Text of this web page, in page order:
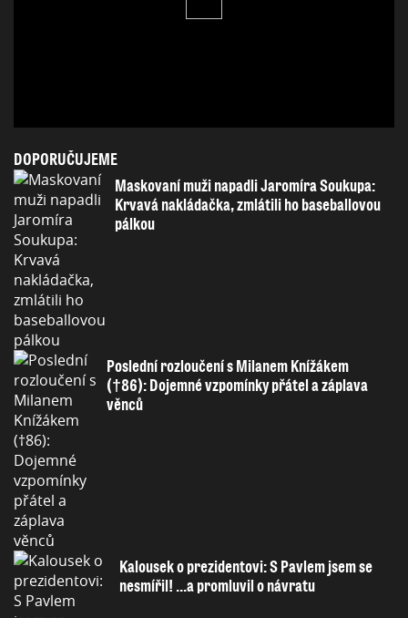
DOPORUČUJEME
Maskovaní muži napadli Jaromíra Soukupa:
Krvavá nakládačka, zmlátili ho baseballovou
pálkou
Poslední rozloučení s Milanem Knížákem
(†86): Dojemné vzpomínky přátel a záplava
věnců
Kalousek o prezidentovi: S Pavlem jsem se
nesmířil! ...a promluvil o návratu